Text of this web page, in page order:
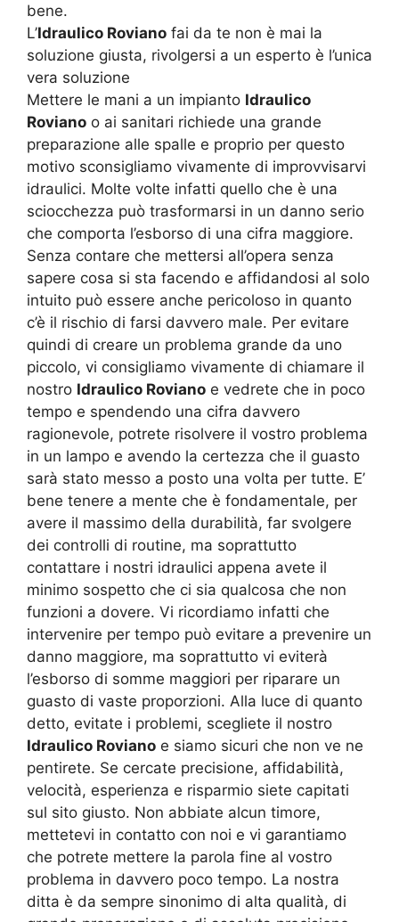
bene.
L’Idraulico Roviano fai da te non è mai la
soluzione giusta, rivolgersi a un esperto è l’unica
vera soluzione
Mettere le mani a un impianto Idraulico
Roviano o ai sanitari richiede una grande
preparazione alle spalle e proprio per questo
motivo sconsigliamo vivamente di improvvisarvi
idraulici. Molte volte infatti quello che è una
sciocchezza può trasformarsi in un danno serio
che comporta l’esborso di una cifra maggiore.
Senza contare che mettersi all’opera senza
sapere cosa si sta facendo e affidandosi al solo
intuito può essere anche pericoloso in quanto
c’è il rischio di farsi davvero male. Per evitare
quindi di creare un problema grande da uno
piccolo, vi consigliamo vivamente di chiamare il
nostro Idraulico Roviano e vedrete che in poco
tempo e spendendo una cifra davvero
ragionevole, potrete risolvere il vostro problema
in un lampo e avendo la certezza che il guasto
sarà stato messo a posto una volta per tutte. E’
bene tenere a mente che è fondamentale, per
avere il massimo della durabilità, far svolgere
dei controlli di routine, ma soprattutto
contattare i nostri idraulici appena avete il
minimo sospetto che ci sia qualcosa che non
funzioni a dovere. Vi ricordiamo infatti che
intervenire per tempo può evitare a prevenire un
danno maggiore, ma soprattutto vi eviterà
l’esborso di somme maggiori per riparare un
guasto di vaste proporzioni. Alla luce di quanto
detto, evitate i problemi, scegliete il nostro
Idraulico Roviano e siamo sicuri che non ve ne
pentirete. Se cercate precisione, affidabilità,
velocità, esperienza e risparmio siete capitati
sul sito giusto. Non abbiate alcun timore,
mettetevi in contatto con noi e vi garantiamo
che potrete mettere la parola fine al vostro
problema in davvero poco tempo. La nostra
ditta è da sempre sinonimo di alta qualità, di